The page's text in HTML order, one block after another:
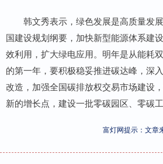
韩文秀表示，绿色发展是高质量发
国建设规划纲要，加快新型能源体系建
效利用，扩大绿电应用。明年是从能耗
的第一年，要积极稳妥推进碳达峰，深
改造，加强全国碳排放权交易市场建设
新的增长点，建设一批零碳园区、零碳工
富灯网提示：文章